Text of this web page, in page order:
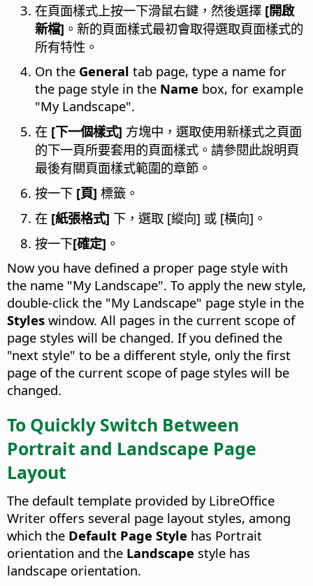
在頁面樣式上按一下滑鼠右鍵，然後選擇 [開啟
新檔] 。新的頁面樣式最初會取得選取頁面樣式的
所有特性。
On the General tab page, type a name for
the page style in the Name box, for example
"My Landscape".
在 [下一個樣式] 方塊中，選取使用新樣式之頁面
的下一頁所要套用的頁面樣式。請參閱此說明頁
最後有關頁面樣式範圍的章節。
按一下 [頁] 標籤。
在 [紙張格式] 下，選取 [縱向] 或 [橫向]。
按一下[確定] 。
Now you have defined a proper page style with
the name "My Landscape". To apply the new style,
double-click the "My Landscape" page style in the
Styles window. All pages in the current scope of
page styles will be changed. If you defined the
"next style" to be a different style, only the first
page of the current scope of page styles will be
changed.
To Quickly Switch Between
Portrait and Landscape Page
Layout
The default template provided by LibreOffice
Writer offers several page layout styles, among
which the Default Page Style has Portrait
orientation and the Landscape style has
landscape orientation.